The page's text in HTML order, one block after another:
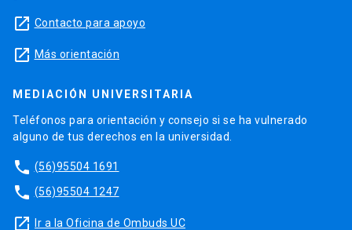
launch Contacto para apoyo
launch Más orientación
MEDIACIÓN UNIVERSITARIA
Teléfonos para orientación y consejo si se ha vulnerado
alguno de tus derechos en la universidad.
phone (56)95504 1691
phone (56)95504 1247
launch Ir a la Oficina de Ombuds UC